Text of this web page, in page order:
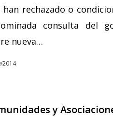
han rechazado o
consulta del
nueva…
2014
y